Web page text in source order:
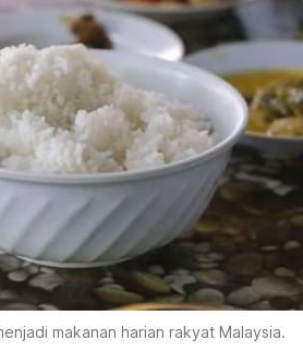
makanan harian rakyat Malaysia.